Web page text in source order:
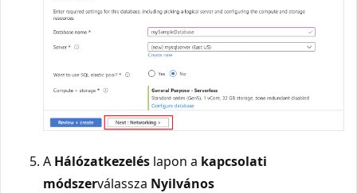
A Hálózatkezelés lapon a kapcsolati
módszerválassza Nyilvános